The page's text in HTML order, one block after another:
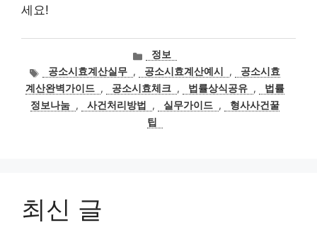
세요!
카
테
고
리
정보
태
그
공소시효계산실무 , 공소시효계산예시 ,
공소시효
계산완벽가이드 , 공소시효체크 , 법률상식공유 ,
법률
정보나눔 , 사건처리방법 , 실무가이드 ,
형사사건꿀
팁
최신 글